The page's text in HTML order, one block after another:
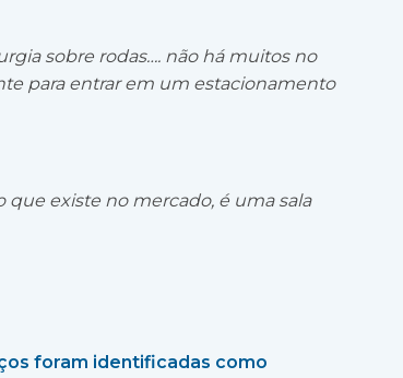
sobre rodas…. não há muitos no
para entrar em um estacionamento
existe no mercado, é uma sala
foram identificadas como